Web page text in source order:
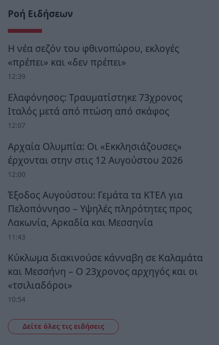
Ροή Ειδήσεων
Η νέα σεζόν του φθινοπώρου, εκλογές
«πρέπει» και «δεν πρέπει»
12:39
Ελαφόνησος: Τραυματίστηκε 73χρονος
Ιταλός μετά από πτώση από σκάφος
12:07
Αρχαία Ολυμπία: Οι «Εκκλησιάζουσες»
έρχονται στην στις 12 Αυγούστου 2026
12:00
Έξοδος Αυγούστου: Γεμάτα τα ΚΤΕΛ για
Πελοπόννησο – Υψηλές πληρότητες προς
Λακωνία, Αρκαδία και Μεσσηνία
11:43
Κύκλωμα διακινούσε κάνναβη σε Καλαμάτα
και Μεσσήνη – Ο 23χρονος αρχηγός και οι
«τσιλιαδόροι»
10:54
Δείτε όλες τις ειδήσεις